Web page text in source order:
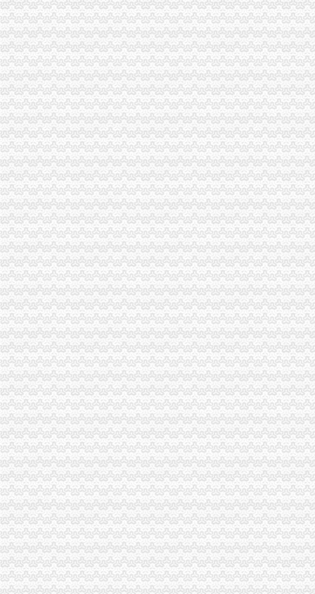
【事务所专业代账公司,优质服务让您满意_审计代账】-审计-盐城赶集
重庆大中税务师事务所--重庆代账公司,重庆税务咨询,重庆会计代
池州财务公司|池州代账公司|池州会计公司|池州嘉禾财务咨询有限公司
武汉公司注册专家_代理记账_会计代账_代账公司_武汉中伦会计服务有
重庆营业执照代办多少钱,工商执照代办价格,重庆代账公司-弛锐财务
专业代账公司-连云港58同城
安徽国硕财税管理有限公司,合肥财务代账公司,合肥工商代理注册,
以代账公司为平台创新会计专业实训模式
泰州代账,泰州代账会计,泰州代账公司,泰州会计代账,泰州优正会
专业代账,公司注册-泰州58同城
【南京代账公司】-代理记帐-南京赶集网
合肥会计代帐|合肥代报税|合肥代账报税|合肥代账公司电话0551-
武昌公司代账多少钱-中介-十堰网
新一代专业代账公司-帮帮帐（代理注册-代账报税-代-镇江58同城
会计代账,您公司的工商税务管家-西安58同城
昆山代账公司,昆山代账,昆山代理记账,昆山代理做账,花桥代
无锡代账公司的流程-中介代理